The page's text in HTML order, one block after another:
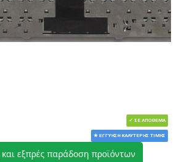
✓ ΣΕ ΑΠΌΘΕΜΑ
★ ΕΓΓΎΗΣΗ ΚΑΛΎΤΕΡΗΣ ΤΙΜΉΣ
εξπρές παράδοση προϊόντων